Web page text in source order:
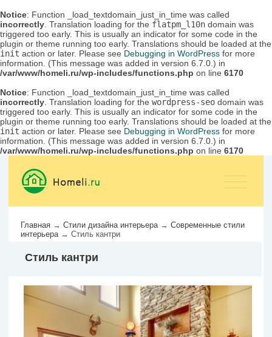
Notice: Function _load_textdomain_just_in_time was called
incorrectly . Translation loading for the flatpm_l10n domain was
triggered too early. This is usually an indicator for some code in the
plugin or theme running too early. Translations should be loaded at the
init action or later. Please see Debugging in WordPress for more
information. (This message was added in version 6.7.0.) in
/var/www/homeli.ru/wp-includes/functions.php on line 6170
Notice: Function _load_textdomain_just_in_time was called
incorrectly . Translation loading for the wordpress-seo domain was
triggered too early. This is usually an indicator for some code in the
plugin or theme running too early. Translations should be loaded at the
init action or later. Please see Debugging in WordPress for more
information. (This message was added in version 6.7.0.) in
/var/www/homeli.ru/wp-includes/functions.php on line 6170
Главная → Стили дизайна интерьера → Современные стили
интерьера → Стиль кантри
Стиль кантри